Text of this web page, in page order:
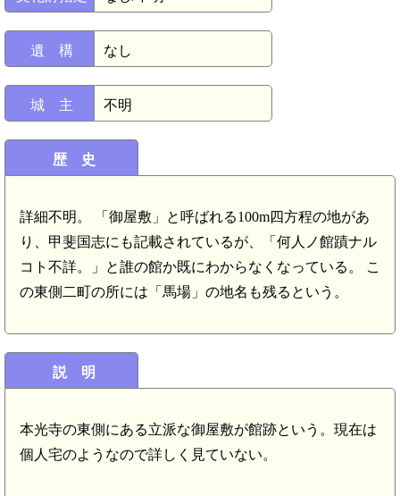
遺 構 なし
城 主 不明
歴 史
詳細不明。 「御屋敷」と呼ばれる100m四方程の地があ
り、甲斐国志にも記載されているが、「何人ノ館蹟ナル
コト不詳。」と誰の館か既にわからなくなっている。 こ
の東側二町の所には「馬場」の地名も残るという。
説 明
本光寺の東側にある立派な御屋敷が館跡という。現在は
個人宅のようなので詳しく見ていない。